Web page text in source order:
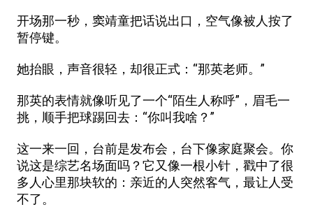
开场那一秒，窦靖童把话说出口，空气像被人按了
暂停键。
她抬眼，声音很轻，却很正式：“那英老师。”
那英的表情就像听见了一个“陌生人称呼”，眉毛一
挑，顺手把球踢回去：“你叫我啥？”
这一来一回，台前是发布会，台下像家庭聚会。你
说这是综艺名场面吗？它又像一根小针，戳中了很
多人心里那块软的：亲近的人突然客气，最让人受
不了。